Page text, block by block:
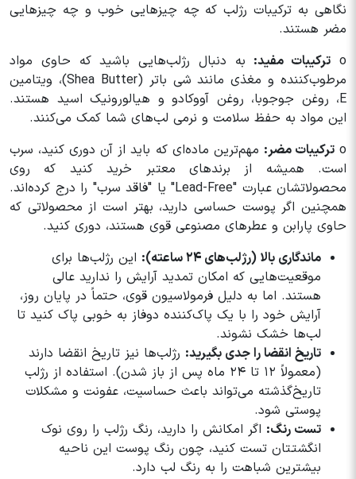
نگاهی به ترکیبات رژلب که چه چیزهایی خوب و چه چیزهایی
مضر هستند.
o ترکیبات مفید: به دنبال رژلب‌هایی باشید که حاوی مواد
مرطوب‌کننده و مغذی مانند شی باتر (Shea Butter)، ویتامین
E، روغن جوجوبا، روغن آووکادو و هیالورونیک اسید هستند.
این مواد به حفظ سلامت و نرمی لب‌های شما کمک می‌کنند.
o ترکیبات مضر: مهم‌ترین ماده‌ای که باید از آن دوری کنید، سرب
است. همیشه از برندهای معتبر خرید کنید که روی
محصولاتشان عبارت "Lead-Free" یا "فاقد سرب" را درج کرده‌اند.
همچنین اگر پوست حساسی دارید، بهتر است از محصولاتی که
حاوی پارابن و عطرهای مصنوعی قوی هستند، دوری کنید.
ماندگاری بالا (رژلب‌های ۲۴ ساعته):
این رژلب‌ها برای
موقعیت‌هایی که امکان تمدید آرایش را ندارید عالی
هستند. اما به دلیل فرمولاسیون قوی، حتماً در پایان روز،
آرایش خود را با یک پاک‌کننده دوفاز به خوبی پاک کنید تا
لب‌ها خشک نشوند.
تاریخ انقضا را جدی بگیرید: رژلب‌ها نیز تاریخ انقضا دارند
(معمولاً ۱۲ تا ۲۴ ماه پس از باز شدن). استفاده از رژلب
تاریخ‌گذشته می‌تواند باعث حساسیت، عفونت و مشکلات
پوستی شود.
تست رنگ: اگر امکانش را دارید، رنگ رژلب را روی نوک
انگشتتان تست کنید، چون رنگ پوست این ناحیه
بیشترین شباهت را به رنگ لب دارد.